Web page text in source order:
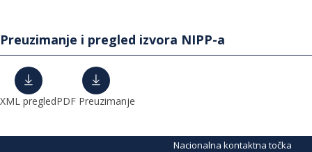
Preuzimanje i pregled izvora NIPP-a
XML pregledPDF Preuzimanje
Nacionalna kontaktna točka